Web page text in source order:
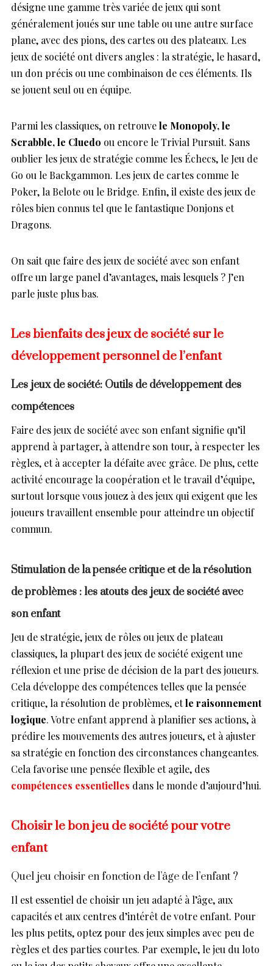
désigne une gamme très variée de jeux qui sont
généralement joués sur une table ou une autre surface
plane, avec des pions, des cartes ou des plateaux. Les
jeux de société ont divers angles : la stratégie, le hasard,
un don précis ou une combinaison de ces éléments. Ils
se jouent seul ou en équipe.
Parmi les classiques, on retrouvele Monopoly, le
Scrabble, le Cluedo ou encore le Trivial Pursuit. Sans
oublier les jeux de stratégie comme les Échecs, le Jeu de
Go ou le Backgammon. Les jeux de cartes comme le
Poker, la Belote ou le Bridge. Enfin, il existe des jeux de
rôles bien connus tel que le fantastique Donjons et
Dragons.
On sait que faire des jeux de société avec son enfant
offre un large panel d’avantages, mais lesquels ? J’en
parle juste plus bas.
Les bienfaits des jeux de société sur le
développement personnel de l’enfant
Les jeux de société: Outils de développement des
compétences
Faire des jeux de société avec son enfant signifie qu’il
apprend à partager, à attendre son tour, à respecter les
règles, et à accepter la défaite avec grâce. De plus, cette
activité encourage la coopération et le travail d’équipe,
surtout lorsque vous jouez à des jeux qui exigent que les
joueurs travaillent ensemble pour atteindre un objectif
commun.
Stimulation de la pensée critique et de la résolution
de problèmes : les atouts des jeux de société avec
son enfant
Jeu de stratégie, jeux de rôles ou jeux de plateau
classiques, la plupart des jeux de société exigent une
réflexion et une prise de décision de la part des joueurs.
Cela développe des compétences telles que la pensée
critique, la résolution de problèmes, etle raisonnement
logique. Votre enfant apprend à planifier ses actions, à
prédire les mouvements des autres joueurs, et à ajuster
sa stratégie en fonction des circonstances changeantes.
Cela favorise une pensée flexible et agile, des
compétences essentielles dans le monde d’aujourd’hui.
Choisir le bon jeu de société pour votre
enfant
Quel jeu choisir en fonction de l’âge de l’enfant ?
Il est essentiel de choisir un jeu adapté à l’âge, aux
capacités et aux centres d’intérêt de votre enfant. Pour
les plus petits, optez pour des jeux simples avec peu de
règles et des parties courtes. Par exemple, le jeu du loto